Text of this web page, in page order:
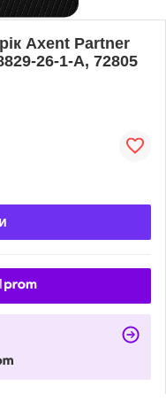
Axent Partner
26-1-A, 72805